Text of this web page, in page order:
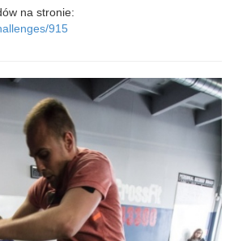
na stronie:
915